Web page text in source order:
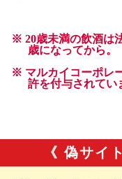
《 偽サイ